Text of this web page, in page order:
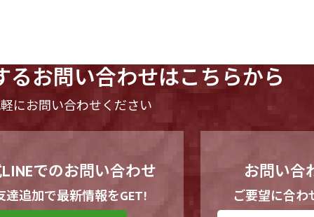
るお問い合わせはこちらから
にお問い合わせください
でのお問い合わせ
達追加で最新情報をGET!
お問い合
ご要望に合わ